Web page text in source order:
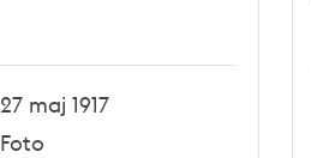
27 maj 1917
Foto